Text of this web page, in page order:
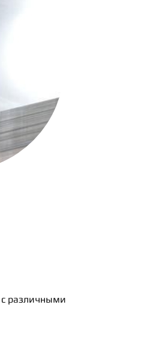
с различными